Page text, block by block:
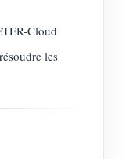
Cloud
les